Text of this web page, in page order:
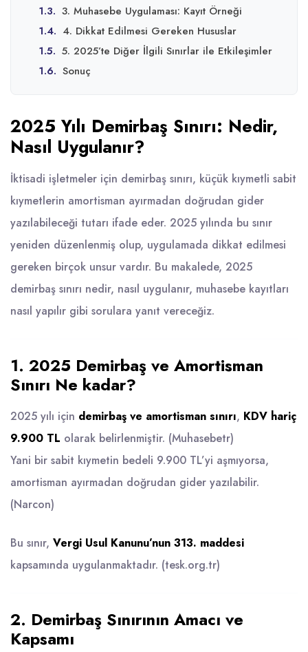
1.3. 3. Muhasebe Uygulaması: Kayıt Örneği
1.4. 4. Dikkat Edilmesi Gereken Hususlar
1.5. 5. 2025’te Diğer İlgili Sınırlar ile Etkileşimler
1.6. Sonuç
2025 Yılı Demirbaş Sınırı: Nedir,
Nasıl Uygulanır?
İktisadi işletmeler için demirbaş sınırı, küçük kıymetli sabit
kıymetlerin amortisman ayırmadan doğrudan gider
yazılabileceği tutarı ifade eder. 2025 yılında bu sınır
yeniden düzenlenmiş olup, uygulamada dikkat edilmesi
gereken birçok unsur vardır. Bu makalede, 2025
demirbaş sınırı nedir, nasıl uygulanır, muhasebe kayıtları
nasıl yapılır gibi sorulara yanıt vereceğiz.
1. 2025 Demirbaş ve Amortisman
Sınırı Ne kadar?
2025 yılı için demirbaş ve amortisman sınırı, KDV hariç
9.900 TL olarak belirlenmiştir. (Muhasebetr)
Yani bir sabit kıymetin bedeli 9.900 TL’yi aşmıyorsa,
amortisman ayırmadan doğrudan gider yazılabilir.
(Narcon)
Bu sınır, Vergi Usul Kanunu’nun 313. maddesi
kapsamında uygulanmaktadır. (tesk.org.tr)
2. Demirbaş Sınırının Amacı ve
Kapsamı